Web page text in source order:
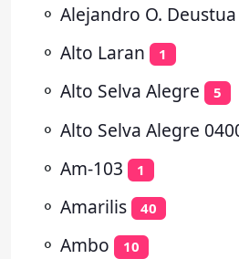
⚬ Alejandro O.
⚬ Alto Laran 1
⚬ Alto Selva Alegre 5
⚬ Alto Selva Alegre
⚬ Am-103 1
⚬ Amarilis 40
⚬ Ambo 10